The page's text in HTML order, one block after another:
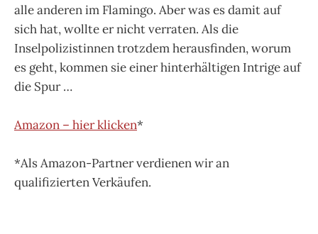
alle anderen im Flamingo. Aber was es damit auf
sich hat, wollte er nicht verraten. Als die
Inselpolizistinnen trotzdem herausfinden, worum
es geht, kommen sie einer hinterhältigen Intrige auf
die Spur …
Amazon – hier klicken*
*Als Amazon-Partner verdienen wir an
qualifizierten Verkäufen.